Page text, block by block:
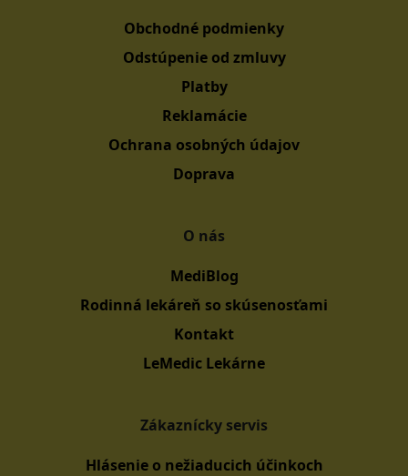
Obchodné podmienky
Odstúpenie od zmluvy
Platby
Reklamácie
Ochrana osobných údajov
Doprava
O nás
MediBlog
Rodinná lekáreň so skúsenosťami
Kontakt
LeMedic Lekárne
Zákaznícky servis
Hlásenie o nežiaducich účinkoch